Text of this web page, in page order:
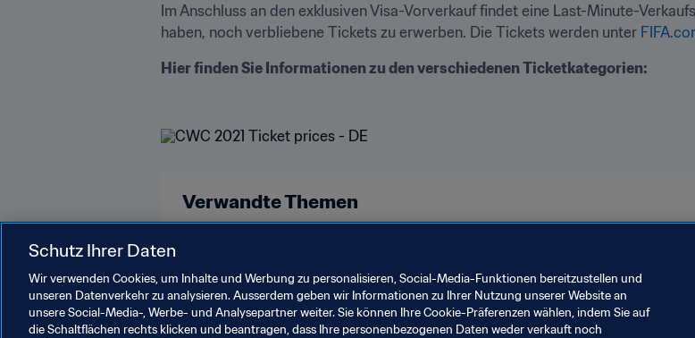
Im Anschluss an den exklusiven Visa-Vorverkauf findet eine Last-Minute-
haben, noch verbliebene Tickets zu erwerben. Die Tickets werden unter
Hier finden Sie Informationen zu den verschiedenen Ticketkategorien:
Verwandte Themen
Schutz Ihrer Daten
Wir verwenden Cookies, um Inhalte und Werbung zu personalisieren, Social-Media-Funktionen bereitzustellen und
unseren Datenverkehr zu analysieren. Ausserdem geben wir Informationen zu Ihrer Nutzung unserer Website an
unsere Social-Media-, Werbe- und Analysepartner weiter. Sie können Ihre Cookie-Präferenzen wählen, indem Sie auf
die Schaltflächen rechts klicken und beantragen, dass Ihre personenbezogenen Daten weder verkauft noch